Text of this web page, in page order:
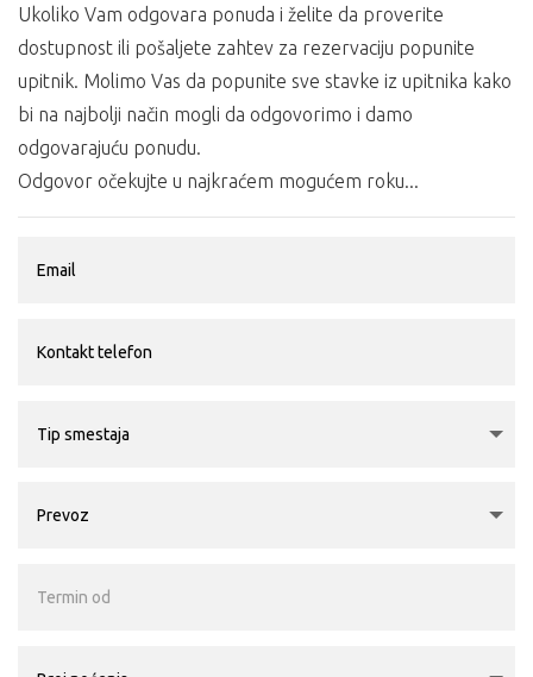
Ukoliko Vam odgovara ponuda i želite da proverite
dostupnost ili pošaljete zahtev za rezervaciju popunite
upitnik. Molimo Vas da popunite sve stavke iz upitnika kako
bi na najbolji način mogli da odgovorimo i damo
odgovarajuću ponudu.
Odgovor očekujte u najkraćem mogućem roku...